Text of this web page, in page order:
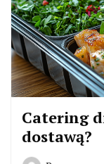
Catering
dostawą?